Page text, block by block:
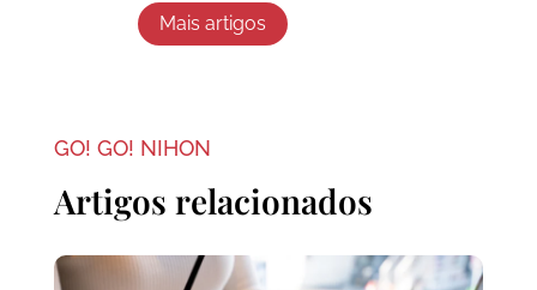
Mais artigos
GO! GO! NIHON
Artigos relacionados